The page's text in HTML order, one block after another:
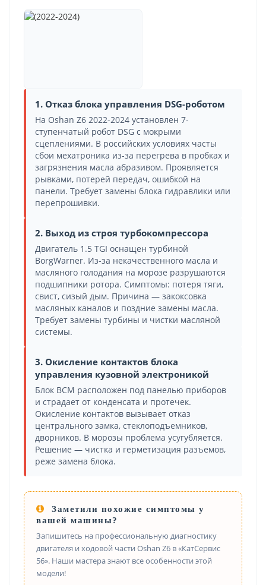
1. Отказ блока управления DSG-роботом
На Oshan Z6 2022-2024 установлен 7-
ступенчатый робот DSG с мокрыми
сцеплениями. В российских условиях часты
сбои мехатроника из-за перегрева в пробках и
загрязнения масла абразивом. Проявляется
рывками, потерей передач, ошибкой на
панели. Требует замены блока гидравлики или
перепрошивки.
2. Выход из строя турбокомпрессора
Двигатель 1.5 TGI оснащен турбиной
BorgWarner. Из-за некачественного масла и
масляного голодания на морозе разрушаются
подшипники ротора. Симптомы: потеря тяги,
свист, сизый дым. Причина — закоксовка
масляных каналов и поздние замены масла.
Требует замены турбины и чистки масляной
системы.
3. Окисление контактов блока
управления кузовной электроникой
Блок BCM расположен под панелью приборов
и страдает от конденсата и протечек.
Окисление контактов вызывает отказ
центрального замка, стеклоподъемников,
дворников. В морозы проблема усугубляется.
Решение — чистка и герметизация разъемов,
реже замена блока.
Заметили похожие симптомы у
вашей машины?
Запишитесь на профессиональную диагностику
двигателя и ходовой части Oshan Z6 в «КатСервис
56». Наши мастера знают все особенности этой
модели!